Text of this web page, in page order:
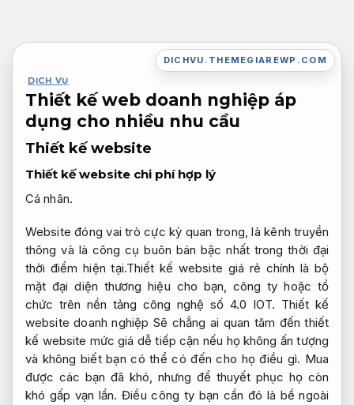
nội
DICHVU.THEMEGIAREWP.COM
DỊCH VỤ
Thiết kế web doanh nghiệp áp
dụng cho nhiều nhu cầu
Thiết kế website
Thiết kế website chi phí hợp lý
Cá nhân.
Website đóng vai trò cực kỳ quan trong, là kênh truyền
thông và là công cụ buôn bán bậc nhất trong thời đại
thời điểm hiện tại.Thiết kế website giá rẻ chính là bộ
mặt đại diện thương hiệu cho bạn, công ty hoặc tổ
chức trên nền tảng công nghệ số 4.0 IOT. Thiết kế
website doanh nghiệp Sẽ chẳng ai quan tâm đến thiết
kế website mức giá dễ tiếp cận nếu họ không ấn tượng
và không biết bạn có thể có đến cho họ điều gì. Mua
được các bạn đã khó, nhưng để thuyết phục họ còn
khó gấp vạn lần. Điều công ty bạn cần đó là bề ngoài